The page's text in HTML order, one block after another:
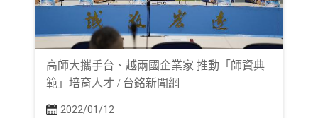
高師大攜手台、越兩國企業家 推動「師資典
範」培育人才 / 台銘新聞網
2022/01/12